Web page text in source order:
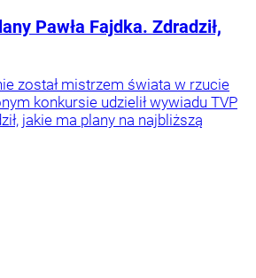
Pawła Fajdka. Zdradził,
został mistrzem świata w rzucie
konkursie udzielił wywiadu TVP
jakie ma plany na najbliższą